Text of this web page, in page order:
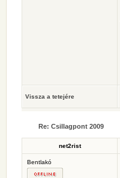
Vissza a tetejére
Re: Csillagpont 2009
net2rist
Bentlakó